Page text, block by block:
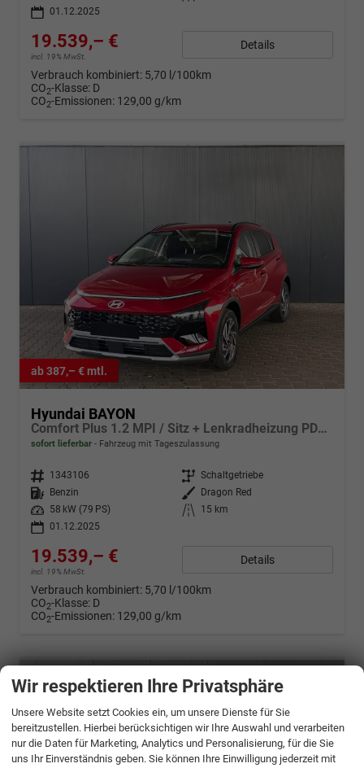
01.12.2025
19.539,– €
incl. 19% MwSt.
Details
Verbrauch kombiniert: 5,70 l/100km
CO2-Klasse: D
CO2-Emissionen: 129,00 g/km
ab 387,– € mtl.
Hyundai BAYON
Comfort Plus 1.2 MPI / Sitz + Lenkradheizung PDC V&H Kamera LED Tempomat Keyless Alu 16"
sofort lieferbar Fahrzeug mit Tageszulassung
Fahrzeugnr. 1343106 Getriebe Schaltgetriebe
Kraftstoff
Benzin Außenfarbe
Dragon Red
Leistung
58 kW (79 PS) Kilometerstand
15 km
01.12.2025
19.539,– €
incl. 19% MwSt.
Details
Verbrauch kombiniert: 5,70 l/100km
CO2-Klasse: D
CO2-Emissionen: 129,00 g/km
Wir respektieren Ihre Privatsphäre
Unsere Website setzt Cookies ein, um unsere Dienste für Sie
bereitzustellen. Hierbei berücksichtigen wir Ihre Auswahl und verarbeiten
nur die Daten für Marketing, Analytics und Personalisierung, für die Sie
uns Ihr Einverständnis geben. Sie können Ihre Einwilligung jederzeit mit